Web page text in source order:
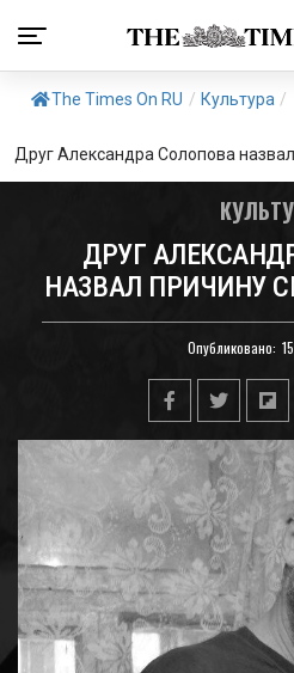
The Times On RU / Культура /
Друг Александра Солопова
ДРУГ
НАЗВАЛ ПРИЧИНУ
Опубликовано: